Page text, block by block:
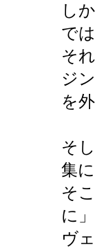
し
で
そ
ジ
を
そ
集
そ
に
ヴ